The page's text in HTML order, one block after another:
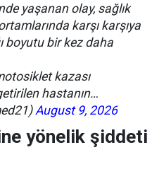
yaşanan olay, sağlık
karşı karşıya
boyutu bir kez daha
kazası
hastanın…
August 9, 2026
yönelik şiddeti